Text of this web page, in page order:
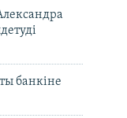
банкіне